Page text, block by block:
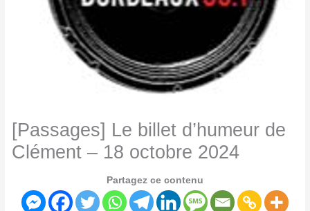
[Passages] Le billet d’humeur de
Clément – 18 octobre 2024
Partagez ce contenu